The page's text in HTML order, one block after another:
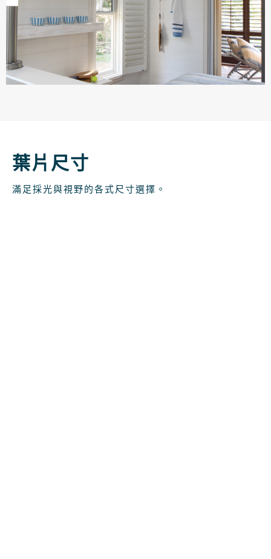
葉片尺寸
滿足採光與視野的各式尺寸選擇。